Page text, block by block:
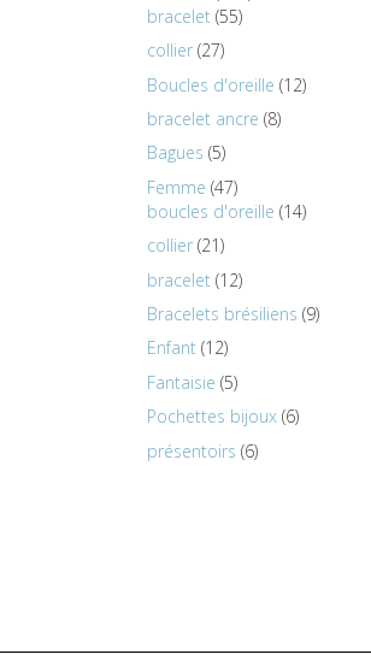
bracelet 55
collier 27
Boucles d'oreille 12
bracelet ancre 8
Bagues 5
Femme 47
boucles d'oreille 14
collier 21
bracelet 12
Bracelets brésiliens 9
Enfant 12
Fantaisie 5
Pochettes bijoux 6
présentoirs 6